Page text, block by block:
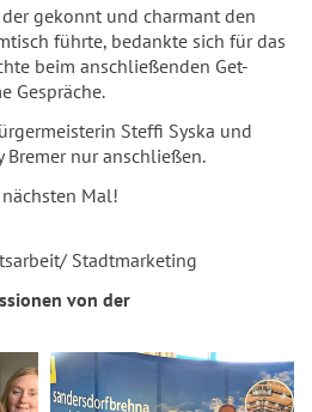
gekonnt und charmant den
führte, bedankte sich für das
beim anschließenden Get-
Gespräche.
Steffi Syska und
Bremer nur anschließen.
Mal!
Stadtmarketing
von der